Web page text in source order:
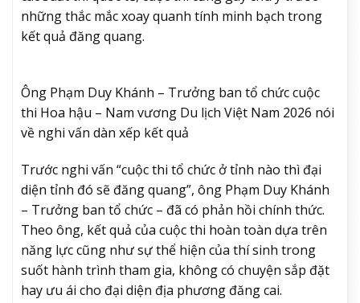
những thắc mắc xoay quanh tính minh bạch trong
kết quả đăng quang.
Ông Phạm Duy Khánh – Trưởng ban tổ chức cuộc
thi Hoa hậu – Nam vương Du lịch Việt Nam 2026 nói
về nghi vấn dàn xếp kết quả
Trước nghi vấn “cuộc thi tổ chức ở tỉnh nào thì đại
diện tỉnh đó sẽ đăng quang”, ông Phạm Duy Khánh
– Trưởng ban tổ chức – đã có phản hồi chính thức.
Theo ông, kết quả của cuộc thi hoàn toàn dựa trên
năng lực cũng như sự thể hiện của thí sinh trong
suốt hành trình tham gia, không có chuyện sắp đặt
hay ưu ái cho đại diện địa phương đăng cai.